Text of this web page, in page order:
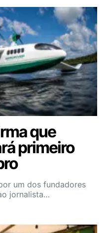
que
primeiro
um dos fundadores
jornalista…